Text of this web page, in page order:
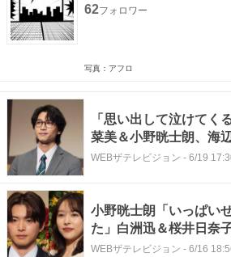
62フォロワー
写真：アフロ
「思い出して泣けてく
菜美＆小野晄士朗、海
オフショを公開＜余命3
WEBザテレビジョン - 6/19
小野晄士朗「いっぱい
た」白洲迅＆桜井日奈
らい泣き」の声＜余命3
WEBザテレビジョン - 6/16